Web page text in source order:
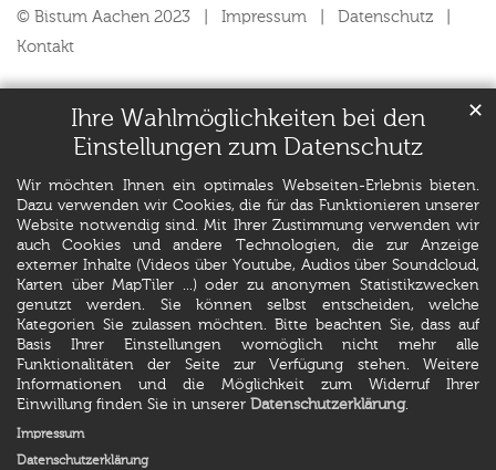
Ihre Wahlmöglichkeiten bei den
Einstellungen zum Datenschutz
Wir möchten Ihnen ein optimales Webseiten-Erlebnis bieten.
Dazu verwenden wir Cookies, die für das Funktionieren unserer
Website notwendig sind. Mit Ihrer Zustimmung verwenden wir
auch Cookies und andere Technologien, die zur Anzeige
externer Inhalte (Videos über Youtube, Audios über Soundcloud,
Karten über MapTiler ...) oder zu anonymen Statistikzwecken
genutzt werden. Sie können selbst entscheiden, welche
Kategorien Sie zulassen möchten. Bitte beachten Sie, dass auf
Basis Ihrer Einstellungen womöglich nicht mehr alle
Funktionalitäten der Seite zur Verfügung stehen. Weitere
Informationen und die Möglichkeit zum Widerruf Ihrer
Einwillung finden Sie in unserer Datenschutzerklärung.
✕
Impressum
Datenschutzerklärung
© Bistum Aachen 2023 Impressum
Datenschutz
Kontakt